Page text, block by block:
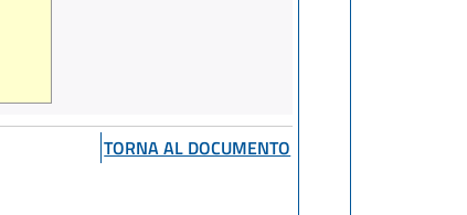
TORNA AL DOCUMENTO